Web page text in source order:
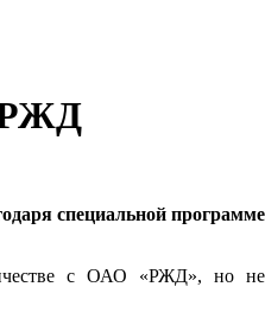
РЖД
специальной программе
с ОАО «РЖД», но не